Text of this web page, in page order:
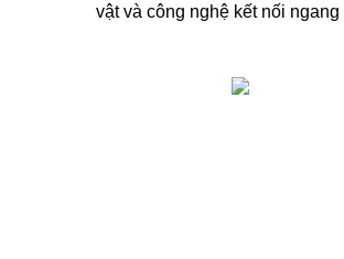
vật và công nghệ kết nối